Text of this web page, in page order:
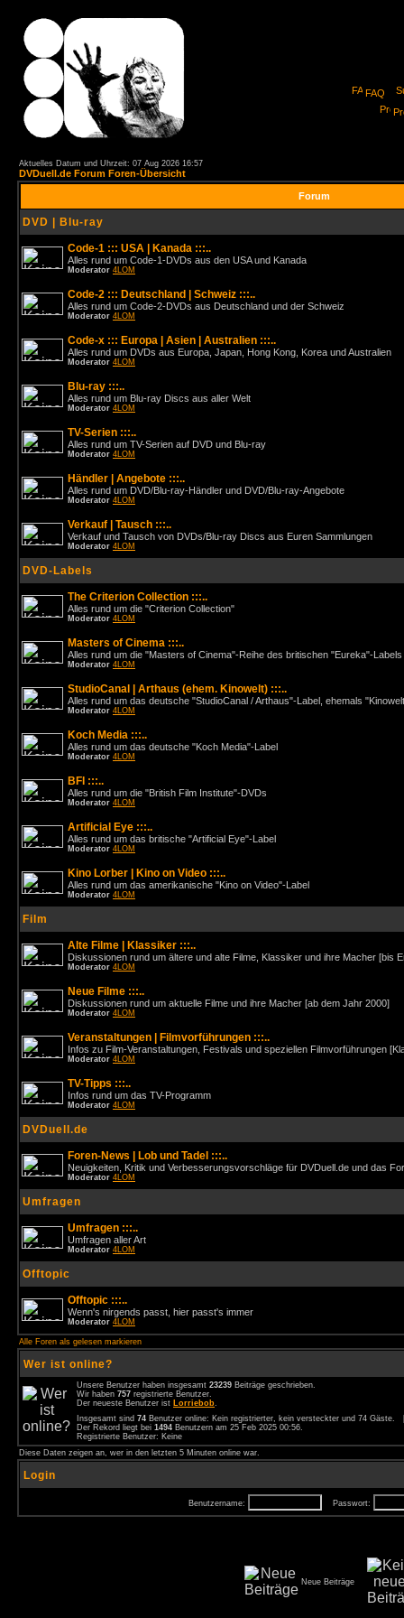
FAQ
Aktuelles Datum und Uhrzeit: 07 Aug 2026 16:57
DVDuell.de Forum Foren-Übersicht
Forum
DVD | Blu-ray
Code-1 ::: USA | Kanada :::..
Alles rund um Code-1-DVDs aus den USA und Kanada
Moderator 4LOM
Code-2 ::: Deutschland | Schweiz :::..
Alles rund um Code-2-DVDs aus Deutschland und der Schweiz
Moderator 4LOM
Code-x ::: Europa | Asien | Australien :::..
Alles rund um DVDs aus Europa, Japan, Hong Kong, Korea und Australien
Moderator 4LOM
Blu-ray :::..
Alles rund um Blu-ray Discs aus aller Welt
Moderator 4LOM
TV-Serien :::..
Alles rund um TV-Serien auf DVD und Blu-ray
Moderator 4LOM
Händler | Angebote :::..
Alles rund um DVD/Blu-ray-Händler und DVD/Blu-ray-Angebote
Moderator 4LOM
Verkauf | Tausch :::..
Verkauf und Tausch von DVDs/Blu-ray Discs aus Euren Sammlungen
Moderator 4LOM
DVD-Labels
The Criterion Collection :::..
Alles rund um die "Criterion Collection"
Moderator 4LOM
Masters of Cinema :::..
Alles rund um die "Masters of Cinema"-Reihe des britischen "Eureka"-Labels
Moderator 4LOM
StudioCanal | Arthaus (ehem. Kinowelt) :::..
Alles rund um das deutsche "StudioCanal / Arthaus"-Label, ehemals
Moderator 4LOM
Koch Media :::..
Alles rund um das deutsche "Koch Media"-Label
Moderator 4LOM
BFI :::..
Alles rund um die "British Film Institute"-DVDs
Moderator 4LOM
Artificial Eye :::..
Alles rund um das britische "Artificial Eye"-Label
Moderator 4LOM
Kino Lorber | Kino on Video :::..
Alles rund um das amerikanische "Kino on Video"-Label
Moderator 4LOM
Film
Alte Filme | Klassiker :::..
Diskussionen rund um ältere und alte Filme, Klassiker und ihre Macher [bis
Moderator 4LOM
Neue Filme :::..
Diskussionen rund um aktuelle Filme und ihre Macher [ab dem Jahr 2000]
Moderator 4LOM
Veranstaltungen | Filmvorführungen :::..
Infos zu Film-Veranstaltungen, Festivals und speziellen Filmvorführungen
Moderator 4LOM
TV-Tipps :::..
Infos rund um das TV-Programm
Moderator 4LOM
DVDuell.de
Foren-News | Lob und Tadel :::..
Neuigkeiten, Kritik und Verbesserungsvorschläge für DVDuell.de und das
Moderator 4LOM
Umfragen
Umfragen :::..
Umfragen aller Art
Moderator 4LOM
Offtopic
Offtopic :::..
Wenn's nirgends passt, hier passt's immer
Moderator 4LOM
Alle Foren als gelesen markieren
Wer ist online?
Unsere Benutzer haben insgesamt 23239 Beiträge geschrieben.
Wir haben 757 registrierte Benutzer.
Der neueste Benutzer ist Lorriebob.
Insgesamt sind 74 Benutzer online: Kein registrierter, kein versteckter und 74
Der Rekord liegt bei 1494 Benutzern am 25 Feb 2025 00:56.
Registrierte Benutzer: Keine
Diese Daten zeigen an, wer in den letzten 5 Minuten online war.
Login
Benutzername: Passwort:
Neue Beiträge